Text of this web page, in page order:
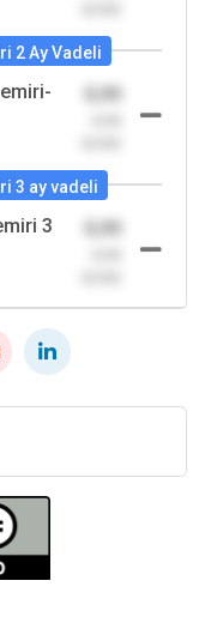
2 Ay Vadeli
3 ay vadeli
3